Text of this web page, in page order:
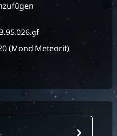
(Mond Meteorit)